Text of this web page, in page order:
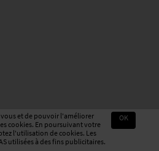
et de pouvoir l'améliorer
cookies. En poursuivant votre
l'utilisation de cookies. Les
utilisées à des fins publicitaires.
OK